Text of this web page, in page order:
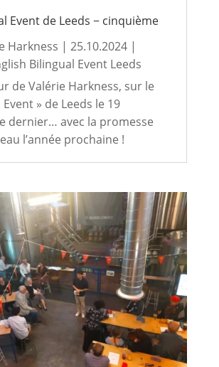
Event de Leeds − cinquième
Harkness | 25.10.2024|
Bilingual Event Leeds
de Valérie Harkness, sur le
» de Leeds le 19
dernier… avec la promesse
l’année prochaine !